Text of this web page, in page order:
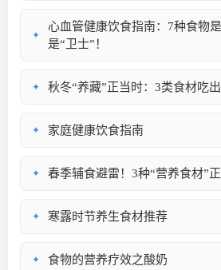
✦
心血管健康饮食指南：7种食物
是“卫士”！
✦ 秋冬“养藏”正当时：3类食材吃
✦ 家庭健康饮食指南
✦ 春季辅食避雷！3种“营养食材”
✦ 寒露时节养生食材推荐
✦ 食物的营养疗效之酸奶